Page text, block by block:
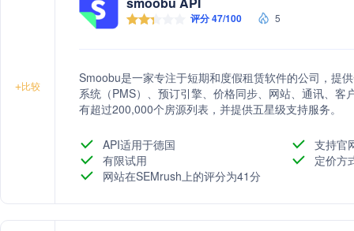
+比较
评分 47/100 5
Smoobu是一家专注于短期和度假租赁软件的公司，提
系统（PMS）、预订引擎、价格同步、网站、通讯、
有超过200,000个房源列表，并提供五星级支持服务。
API适用于德国
支持官
有限试用
定价方
网站在SEMrush上的评分为41分